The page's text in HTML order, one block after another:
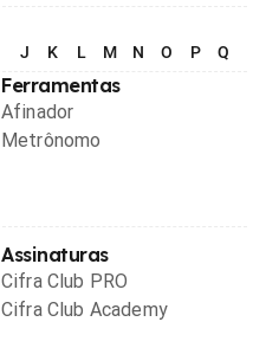
J K L M N O P Q
Ferramentas
Afinador
Metrônomo
Assinaturas
Cifra Club PRO
Cifra Club Academy